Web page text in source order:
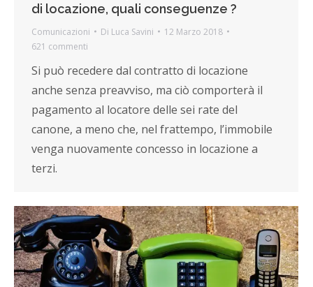
di locazione, quali conseguenze ?
Comunicazioni Di Luca Savini
12 Marzo 2018
621 commenti
Si può recedere dal contratto di locazione
anche senza preavviso, ma ciò comporterà il
pagamento al locatore delle sei rate del
canone, a meno che, nel frattempo, l’immobile
venga nuovamente concesso in locazione a
terzi.